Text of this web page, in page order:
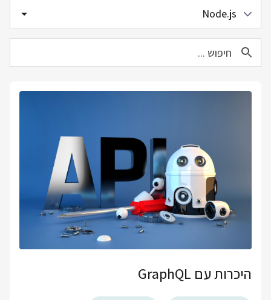
היכרות עם GraphQL